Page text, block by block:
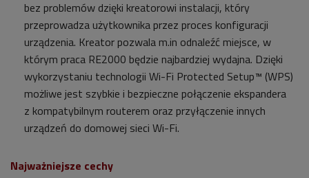
bez problemów dzięki kreatorowi instalacji, który
przeprowadza użytkownika przez proces konfiguracji
urządzenia. Kreator pozwala m.in odnaleźć miejsce, w
którym praca RE2000 będzie najbardziej wydajna. Dzięki
wykorzystaniu technologii Wi-Fi Protected Setup™ (WPS)
możliwe jest szybkie i bezpieczne połączenie ekspandera
z kompatybilnym routerem oraz przyłączenie innych
urządzeń do domowej sieci Wi-Fi.
Najważniejsze cechy